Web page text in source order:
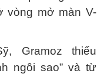
vòng mở màn V-
Gramoz thiếu
ngôi sao” và từ